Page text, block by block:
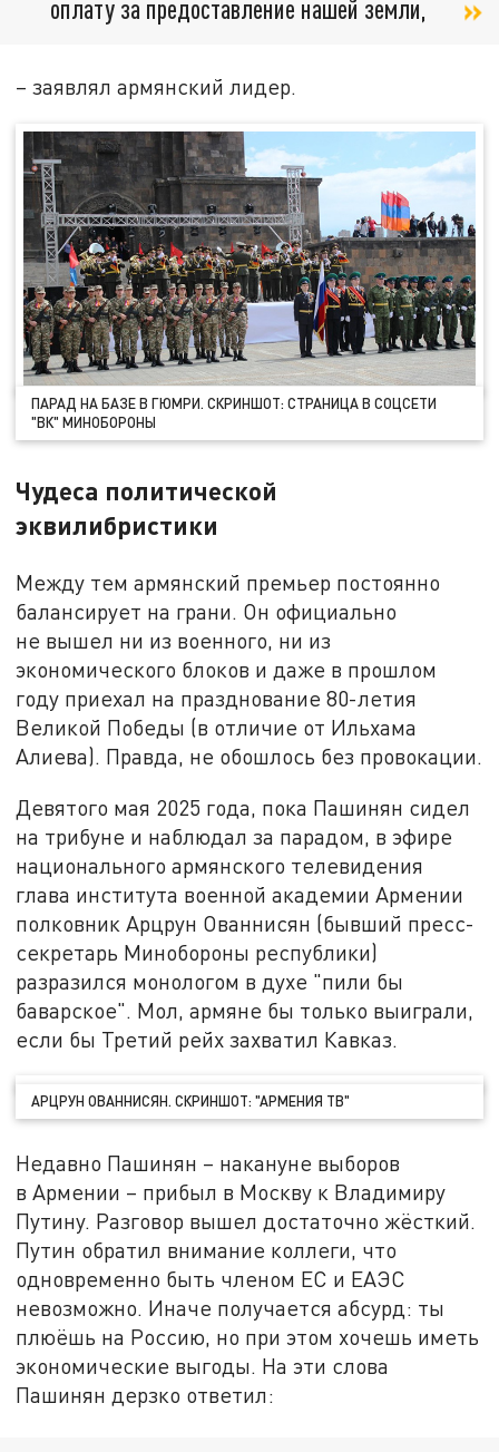
оплату за предоставление нашей земли,
– заявлял армянский лидер.
ПАРАД НА БАЗЕ В ГЮМРИ. СКРИНШОТ: СТРАНИЦА В СОЦСЕТИ
"ВК" МИНОБОРОНЫ
Чудеса политической
эквилибристики
Между тем армянский премьер постоянно
балансирует на грани. Он официально
не вышел ни из военного, ни из
экономического блоков и даже в прошлом
году приехал на празднование 80-летия
Великой Победы (в отличие от Ильхама
Алиева). Правда, не обошлось без провокации.
Девятого мая 2025 года, пока Пашинян сидел
на трибуне и наблюдал за парадом, в эфире
национального армянского телевидения
глава института военной академии Армении
полковник Арцрун Ованнисян (бывший пресс-
секретарь Минобороны республики)
разразился монологом в духе "пили бы
баварское". Мол, армяне бы только выиграли,
если бы Третий рейх захватил Кавказ.
АРЦРУН ОВАННИСЯН. СКРИНШОТ: "АРМЕНИЯ ТВ"
Недавно Пашинян – накануне выборов
в Армении – прибыл в Москву к Владимиру
Путину. Разговор вышел достаточно жёсткий.
Путин обратил внимание коллеги, что
одновременно быть членом ЕС и ЕАЭС
невозможно. Иначе получается абсурд: ты
плюёшь на Россию, но при этом хочешь иметь
экономические выгоды. На эти слова
Пашинян дерзко ответил: